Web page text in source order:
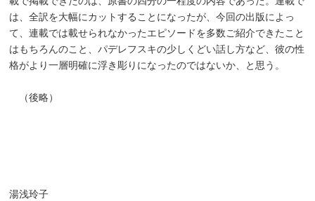
は、全訳を大幅にカットすることになったが、今回の出版によっ
て、連載では載せられなかったエピソードを多数ご紹介できたこと
はもちろんのこと、パデレフスキの少しくどい話し方など、彼の性
格がより一層明確に浮き彫りになったのではないか、と思う。
（後略）
湯浅玲子